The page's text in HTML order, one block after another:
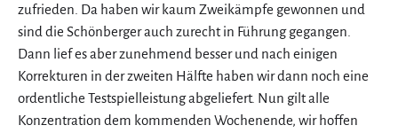
zufrieden. Da haben wir kaum Zweikämpfe gewonnen und
sind die Schönberger auch zurecht in Führung gegangen.
Dann lief es aber zunehmend besser und nach einigen
Korrekturen in der zweiten Hälfte haben wir dann noch eine
ordentliche Testspielleistung abgeliefert. Nun gilt alle
Konzentration dem kommenden Wochenende, wir hoffen